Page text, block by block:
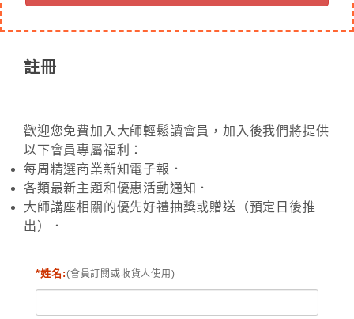
註冊
歡迎您免費加入大師輕鬆讀會員，加入後我們將提供
以下會員專屬福利：
每周精選商業新知電子報．
各類最新主題和優惠活動通知．
大師講座相關的優先好禮抽獎或贈送（預定日後推
出）．
*姓名:(會員訂閱或收貨人使用)